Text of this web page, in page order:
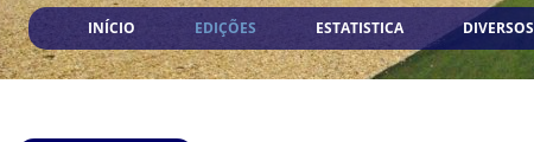
INÍCIO EDIÇÕES ESTATISTICA DIVERSOS